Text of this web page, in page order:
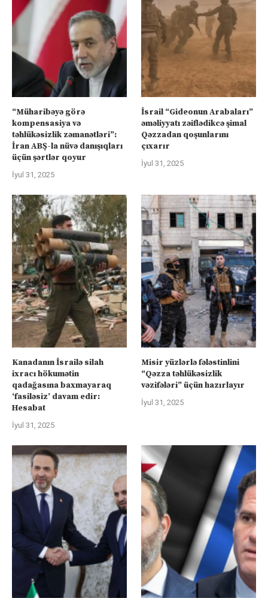
“Müharibəyə görə
kompensasiya və
təhlükəsizlik zəmanətləri”:
İran ABŞ-la nüvə danışıqları
üçün şərtlər qoyur
İyul 31, 2025
İsrail “Gideonun Arabaları”
əməliyyatı zəiflədikcə şimal
Qəzzadan qoşunlarını
çıxarır
İyul 31, 2025
Kanadanın İsrailə silah
ixracı hökumətin
qadağasına baxmayaraq
‘fasiləsiz’ davam edir:
Hesabat
İyul 31, 2025
Misir yüzlərlə fələstinlini
“Qəzza təhlükəsizlik
vəzifələri” üçün hazırlayır
İyul 31, 2025